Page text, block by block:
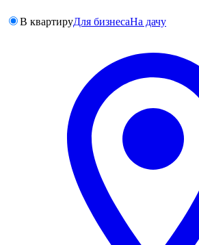
В квартируДля бизнесаНа дачу